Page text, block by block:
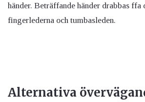
händer. Beträffande händer drabbas ffa
fingerlederna och tumbasleden.
Alternativa